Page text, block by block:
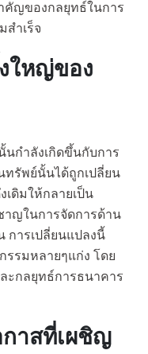
คัญของกลยุทธ์ในการ
สำเร็จ
ใหญ่ของ
นกำลังเกิดขึ้นกับการ
ทรัพย์นั้นได้ถูกเปลี่ยน
ดิมให้กลายเป็น
าญในการจัดการด้าน
การเปลี่ยนแปลงนี้
รรมหลายๆแก่ง โดย
ะกลยุทธ์การธนาคาร
าสที่เผชิญ